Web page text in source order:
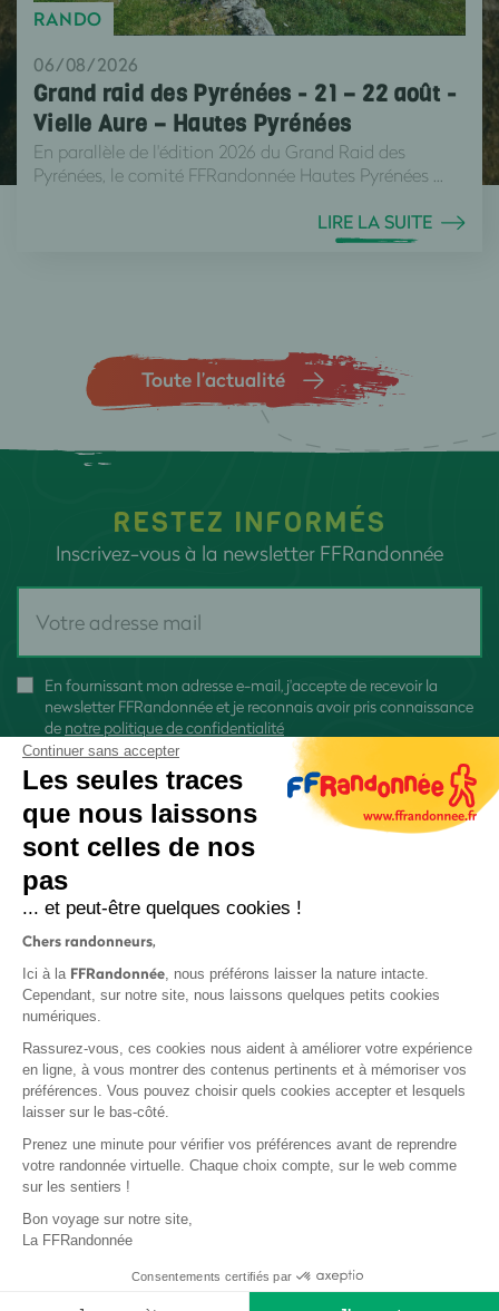
RANDO
06/08/2026
Grand raid des Pyrénées - 21 – 22 août -
Vielle Aure – Hautes Pyrénées
En parallèle de l'édition 2026 du Grand Raid des
Pyrénées, le comité FFRandonnée Hautes Pyrénées ...
LIRE LA SUITE
Toute l’actualité
RESTEZ INFORMÉS
Inscrivez-vous à la newsletter FFRandonnée
En fournissant mon adresse e-mail, j'accepte de recevoir la
newsletter FFRandonnée et je reconnais avoir pris connaissance
de notre politique de confidentialité
Protection des données
Politique de confidentialité
Base documentaire
Continuer sans accepter
Les seules traces
que nous laissons
sont celles de nos
pas
... et peut-être quelques cookies !
Chers randonneurs,
Ici à la FFRandonnée, nous préférons laisser la nature intacte.
Cependant, sur notre site, nous laissons quelques petits cookies
numériques.
Rassurez-vous, ces cookies nous aident à améliorer votre expérience
en ligne, à vous montrer des contenus pertinents et à mémoriser vos
préférences. Vous pouvez choisir quels cookies accepter et lesquels
laisser sur le bas-côté.
Prenez une minute pour vérifier vos préférences avant de reprendre
votre randonnée virtuelle. Chaque choix compte, sur le web comme
sur les sentiers !
Bon voyage sur notre site,
La FFRandonnée
Consentements certifiés par